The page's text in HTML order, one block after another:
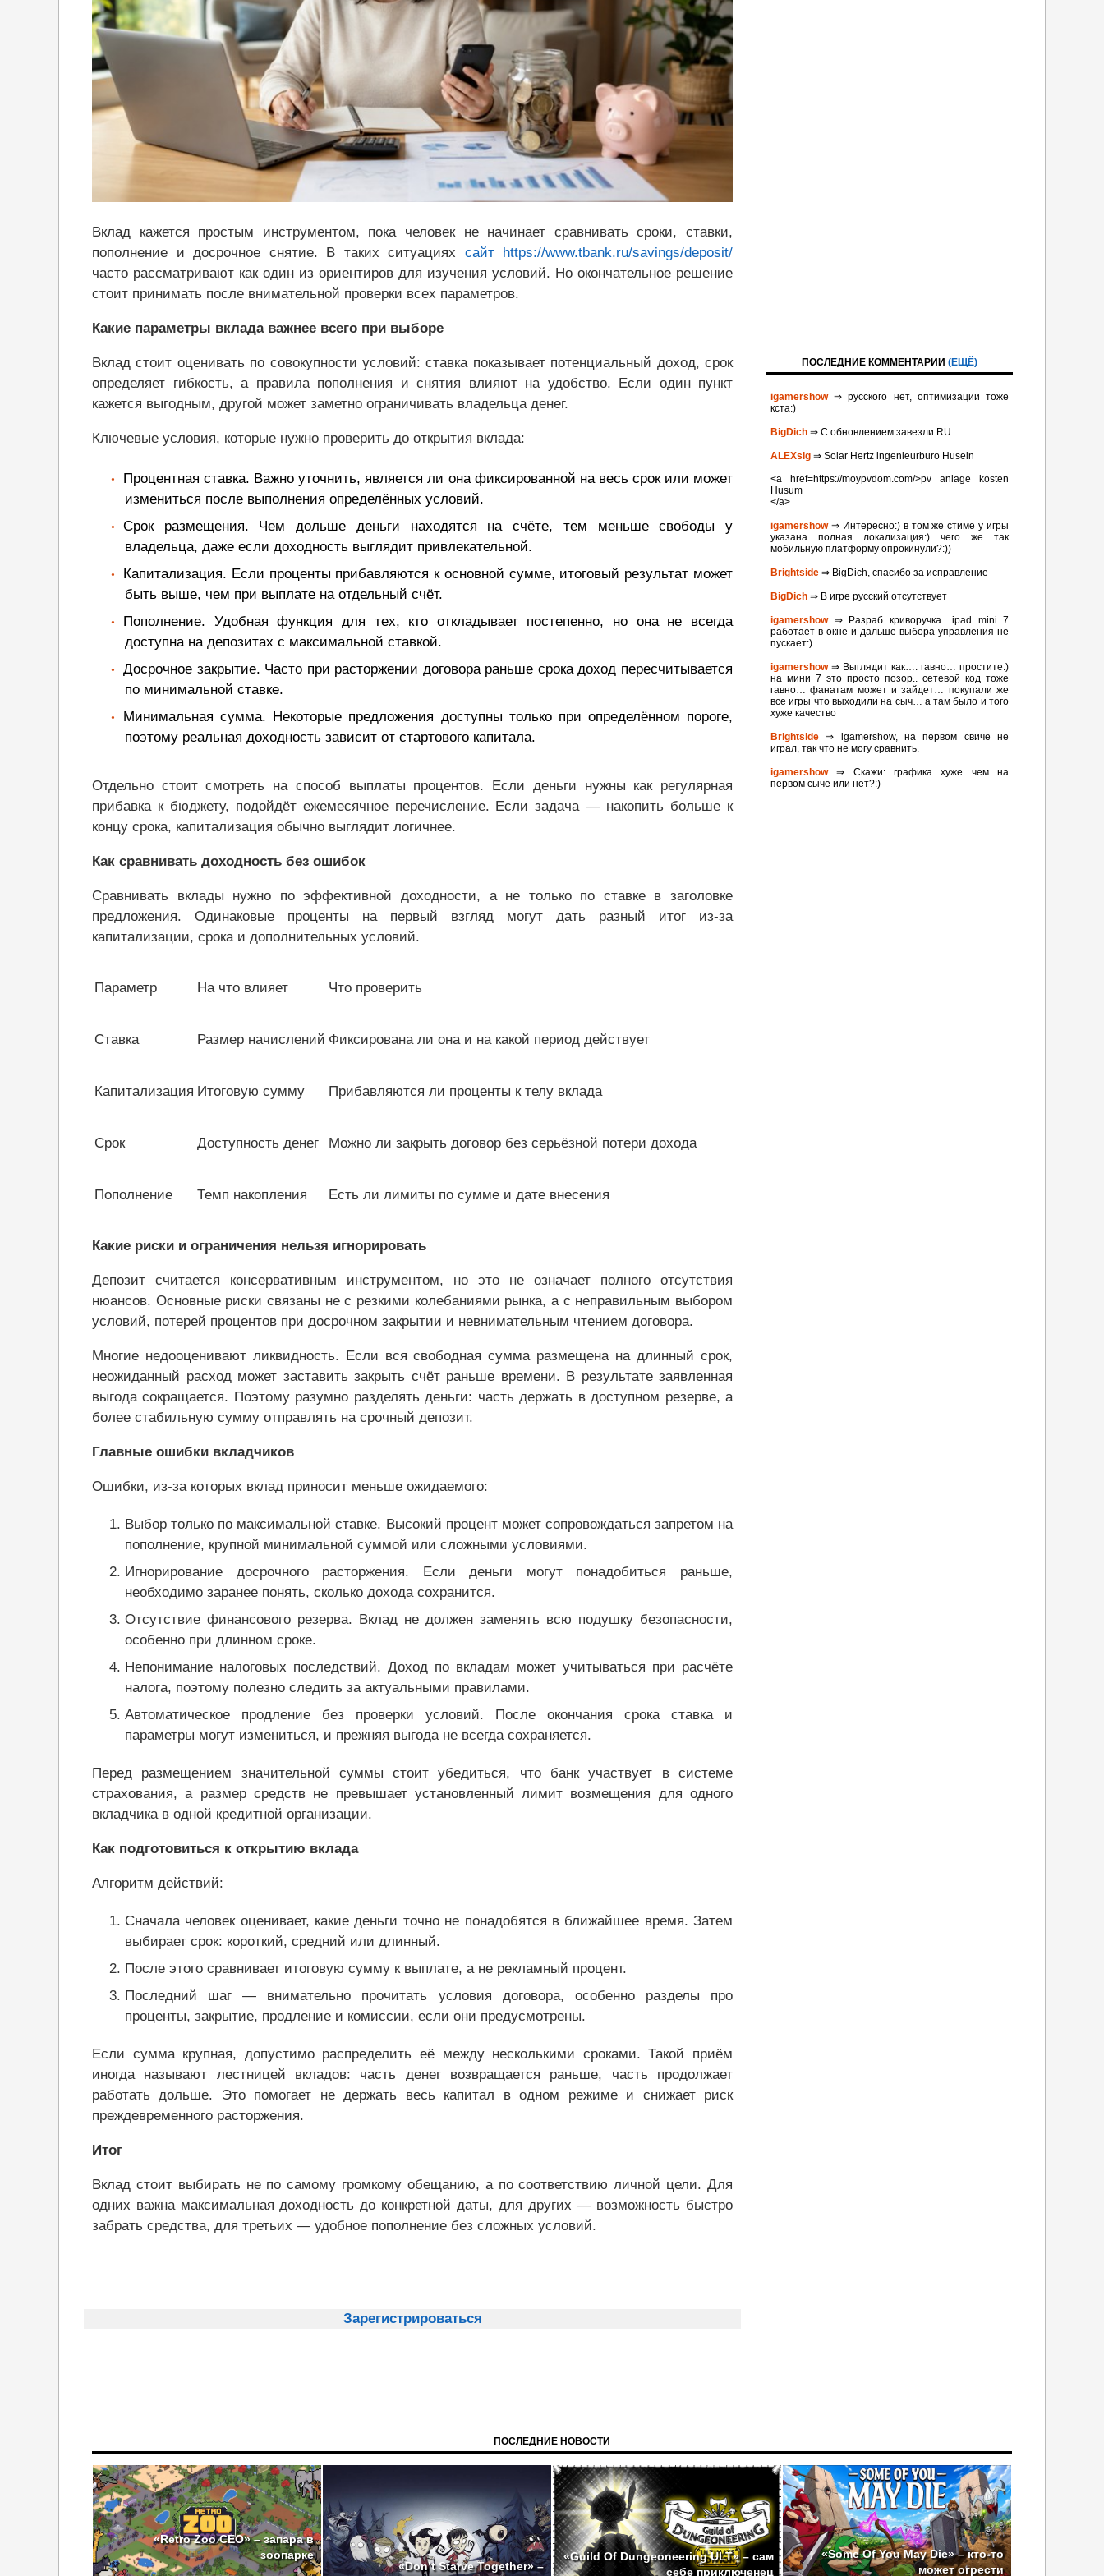
Вклад кажется простым инструментом, пока человек не начинает сравнивать сроки, ставки,
пополнение и досрочное снятие. В таких ситуациях сайт https://www.tbank.ru/savings/deposit/
часто рассматривают как один из ориентиров для изучения условий. Но окончательное решение
стоит принимать после внимательной проверки всех параметров.
Какие параметры вклада важнее всего при выборе
Вклад стоит оценивать по совокупности условий: ставка показывает потенциальный доход, срок
определяет гибкость, а правила пополнения и снятия влияют на удобство. Если один пункт
кажется выгодным, другой может заметно ограничивать владельца денег.
Ключевые условия, которые нужно проверить до открытия вклада:
Процентная ставка. Важно уточнить, является ли она фиксированной на весь срок или может
измениться после выполнения определённых условий.
Срок размещения. Чем дольше деньги находятся на счёте, тем меньше свободы у
владельца, даже если доходность выглядит привлекательной.
Капитализация. Если проценты прибавляются к основной сумме, итоговый результат может
быть выше, чем при выплате на отдельный счёт.
Пополнение. Удобная функция для тех, кто откладывает постепенно, но она не всегда
доступна на депозитах с максимальной ставкой.
Досрочное закрытие. Часто при расторжении договора раньше срока доход пересчитывается
по минимальной ставке.
Минимальная сумма. Некоторые предложения доступны только при определённом пороге,
поэтому реальная доходность зависит от стартового капитала.
Отдельно стоит смотреть на способ выплаты процентов. Если деньги нужны как регулярная
прибавка к бюджету, подойдёт ежемесячное перечисление. Если задача — накопить больше к
концу срока, капитализация обычно выглядит логичнее.
Как сравнивать доходность без ошибок
Сравнивать вклады нужно по эффективной доходности, а не только по ставке в заголовке
предложения. Одинаковые проценты на первый взгляд могут дать разный итог из-за
капитализации, срока и дополнительных условий.
Параметр На что влияет Что проверить
Ставка Размер начислений Фиксирована ли она и на какой период действует
Капитализация Итоговую сумму Прибавляются ли проценты к телу вклада
Срок Доступность денег Можно ли закрыть договор без серьёзной потери дохода
Пополнение Темп накопления Есть ли лимиты по сумме и дате внесения
Какие риски и ограничения нельзя игнорировать
Депозит считается консервативным инструментом, но это не означает полного отсутствия
нюансов. Основные риски связаны не с резкими колебаниями рынка, а с неправильным выбором
условий, потерей процентов при досрочном закрытии и невнимательным чтением договора.
Многие недооценивают ликвидность. Если вся свободная сумма размещена на длинный срок,
неожиданный расход может заставить закрыть счёт раньше времени. В результате заявленная
выгода сокращается. Поэтому разумно разделять деньги: часть держать в доступном резерве, а
более стабильную сумму отправлять на срочный депозит.
Главные ошибки вкладчиков
Ошибки, из-за которых вклад приносит меньше ожидаемого:
Выбор только по максимальной ставке. Высокий процент может сопровождаться запретом на
пополнение, крупной минимальной суммой или сложными условиями.
Игнорирование досрочного расторжения. Если деньги могут понадобиться раньше,
необходимо заранее понять, сколько дохода сохранится.
Отсутствие финансового резерва. Вклад не должен заменять всю подушку безопасности,
особенно при длинном сроке.
Непонимание налоговых последствий. Доход по вкладам может учитываться при расчёте
налога, поэтому полезно следить за актуальными правилами.
Автоматическое продление без проверки условий. После окончания срока ставка и
параметры могут измениться, и прежняя выгода не всегда сохраняется.
Перед размещением значительной суммы стоит убедиться, что банк участвует в системе
страхования, а размер средств не превышает установленный лимит возмещения для одного
вкладчика в одной кредитной организации.
Как подготовиться к открытию вклада
Алгоритм действий:
Сначала человек оценивает, какие деньги точно не понадобятся в ближайшее время. Затем
выбирает срок: короткий, средний или длинный.
После этого сравнивает итоговую сумму к выплате, а не рекламный процент.
Последний шаг — внимательно прочитать условия договора, особенно разделы про
проценты, закрытие, продление и комиссии, если они предусмотрены.
Если сумма крупная, допустимо распределить её между несколькими сроками. Такой приём
иногда называют лестницей вкладов: часть денег возвращается раньше, часть продолжает
работать дольше. Это помогает не держать весь капитал в одном режиме и снижает риск
преждевременного расторжения.
Итог
Вклад стоит выбирать не по самому громкому обещанию, а по соответствию личной цели. Для
одних важна максимальная доходность до конкретной даты, для других — возможность быстро
забрать средства, для третьих — удобное пополнение без сложных условий.
Зарегистрироваться
ПОСЛЕДНИЕ КОММЕНТАРИИ (ЕЩЁ)
igamershow⇒ русского нет, оптимизации тоже
кста:)
BigDich ⇒ С обновлением завезли RU
ALEXsig ⇒ Solar Hertz ingenieurburo Husein
<a href=https://moypvdom.com/>pv anlage kosten
Husum
</a>
igamershow⇒ Интересно:) в том же стиме у игры
указана полная локализация:) чего же так
мобильную платформу опрокинули?:))
Brightside ⇒ BigDich, спасибо за исправление
BigDich ⇒ В игре русский отсутствует
igamershow⇒ Разраб криворучка.. ipad mini 7
работает в окне и дальше выбора управления не
пускает:)
igamershow⇒ Выглядит как…. гавно… простите:)
на мини 7 это просто позор.. сетевой код тоже
гавно… фанатам может и зайдет… покупали же
все игры что выходили на сыч… а там было и того
хуже качество
Brightside ⇒ igamershow, на первом свиче не
играл, так что не могу сравнить.
igamershow⇒ Скажи: графика хуже чем на
первом сыче или нет?:)
ПОСЛЕДНИЕ НОВОСТИ
«Retro Zoo CEO» – запара в
зоопарке
«Don’t Starve Together» –
«Guild Of Dungeoneering ULT» – сам
себе приключенец
«Some Of You May Die» – кто-то
может огрести